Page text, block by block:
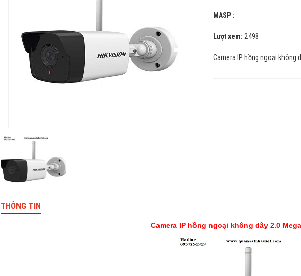
MASP :
Lượt xem: 2498
Camera IP hồng ngoại không
THÔNG TIN
Camera IP hồng ngoại không dây 2.0 Megapixel